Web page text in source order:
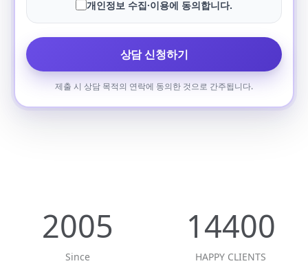
개인정보 수집·이용에 동의합니다.
상담 신청하기
제출 시 상담 목적의 연락에 동의한 것으로 간주됩니다.
2005
Since
14400
HAPPY CLIENTS